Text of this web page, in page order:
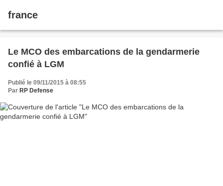
france
Le MCO des embarcations de la gendarmerie
confié à LGM
Publié le 09/11/2015 à 08:55
Par RP Defense